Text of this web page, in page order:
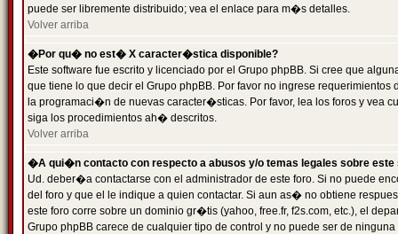
puede ser libremente distribuido; vea el enlace para m�s detalles.
Volver arriba
�Por qu� no est� X caracter�stica disponible?
Este software fue escrito y licenciado por el Grupo phpBB. Si cree que
que tiene lo que decir el Grupo phpBB. Por favor no ingrese
la programaci�n de nuevas caracter�sticas. Por favor, lea los foros y vea
siga los procedimientos ah� descritos.
Volver arriba
�A qui�n contacto con respecto a abusos y/o temas legales sobre este
Ud. deber�a contactarse con el administrador de este foro. Si no puede
del foro y que el le indique a quien contactar. Si aun as� no obtiene
este foro corre sobre un dominio gr�tis (yahoo, free.fr, f2s.com, etc.), el
Grupo phpBB carece de cualquier tipo de control y no puede ser de